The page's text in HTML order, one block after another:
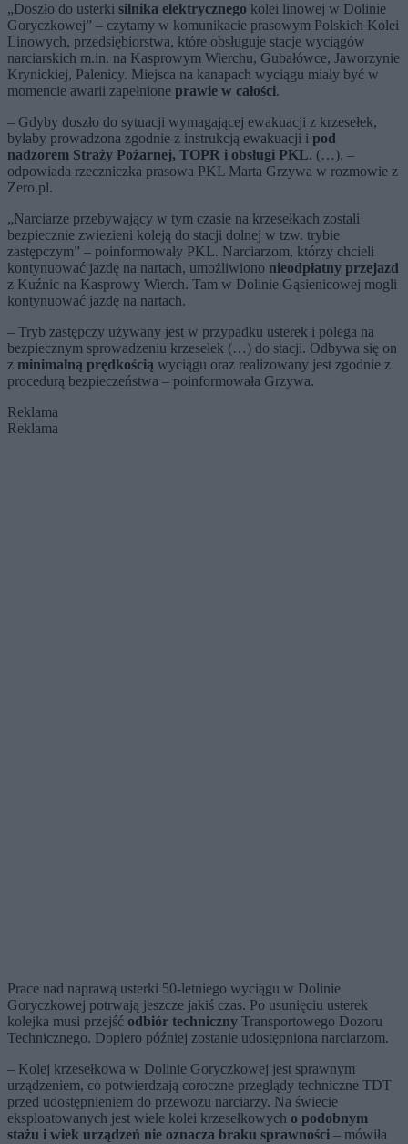
„Doszło do usterki silnika elektrycznego kolei linowej w Dolinie
Goryczkowej” – czytamy w komunikacie prasowym Polskich Kolei
Linowych, przedsiębiorstwa, które obsługuje stacje wyciągów
narciarskich m.in. na Kasprowym Wierchu, Gubałówce, Jaworzynie
Krynickiej, Palenicy. Miejsca na kanapach wyciągu miały być w
momencie awarii zapełnione prawie w całości.
– Gdyby doszło do sytuacji wymagającej ewakuacji z krzesełek,
byłaby prowadzona zgodnie z instrukcją ewakuacji i pod
nadzorem Straży Pożarnej, TOPR i obsługi PKL. (…). –
odpowiada rzeczniczka prasowa PKL Marta Grzywa w rozmowie z
Zero.pl.
„Narciarze przebywający w tym czasie na krzesełkach zostali
bezpiecznie zwiezieni koleją do stacji dolnej w tzw. trybie
zastępczym” – poinformowały PKL. Narciarzom, którzy chcieli
kontynuować jazdę na nartach, umożliwiono nieodpłatny przejazd
z Kuźnic na Kasprowy Wierch. Tam w Dolinie Gąsienicowej mogli
kontynuować jazdę na nartach.
– Tryb zastępczy używany jest w przypadku usterek i polega na
bezpiecznym sprowadzeniu krzesełek (…) do stacji. Odbywa się on
z minimalną prędkością wyciągu oraz realizowany jest zgodnie z
procedurą bezpieczeństwa – poinformowała Grzywa.
Reklama
Reklama
Prace nad naprawą usterki 50-letniego wyciągu w Dolinie
Goryczkowej potrwają jeszcze jakiś czas. Po usunięciu usterek
kolejka musi przejść odbiór techniczny Transportowego Dozoru
Technicznego. Dopiero później zostanie udostępniona narciarzom.
– Kolej krzesełkowa w Dolinie Goryczkowej jest sprawnym
urządzeniem, co potwierdzają coroczne przeglądy techniczne TDT
przed udostępnieniem do przewozu narciarzy. Na świecie
eksploatowanych jest wiele kolei krzesełkowych o podobnym
stażu i wiek urządzeń nie oznacza braku sprawności – mówiła